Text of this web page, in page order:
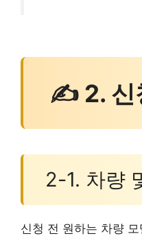
✍ 2. 신
2-1. 차량
신청 전 원하는 차량